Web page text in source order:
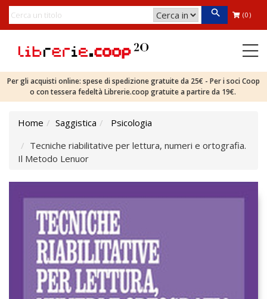
(0)
Per gli acquisti online: spese di spedizione gratuite da 25€ - Per i soci Coop
o con tessera fedeltà Librerie.coop gratuite a partire da 19€.
Home Saggistica
Psicologia
Tecniche riabilitative per lettura, numeri e ortografia.
Il Metodo Lenuor